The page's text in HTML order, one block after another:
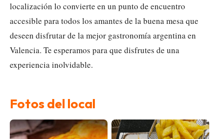
localización lo convierte en un punto de encuentro
accesible para todos los amantes de la buena mesa que
deseen disfrutar de la mejor gastronomía argentina en
Valencia. Te esperamos para que disfrutes de una
experiencia inolvidable.
Fotos del local